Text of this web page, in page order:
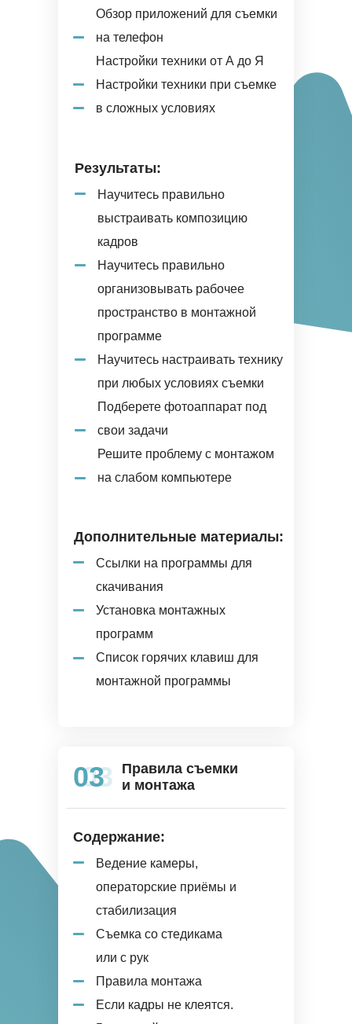
Обзор приложений для съемки
на телефон
Настройки техники от А до Я
Настройки техники при съемке
в сложных условиях
Дополнительные материалы:
Ссылки на программы для
скачивания
Установка монтажных
программ
Список горячих клавиш для
монтажной программы
Результаты:
Научитесь правильно
выстраивать композицию
кадров
Научитесь правильно
организовывать рабочее
пространство в монтажной
программе
Научитесь настраивать технику
при любых условиях съемки
Подберете фотоаппарат под
свои задачи
Решите проблему с монтажом
на слабом компьютере
03
03
Правила съемки
и монтажа
Содержание:
Ведение камеры,
операторские приёмы и
стабилизация
Съемка со стедикама
или с рук
Правила монтажа
Если кадры не клеятся.